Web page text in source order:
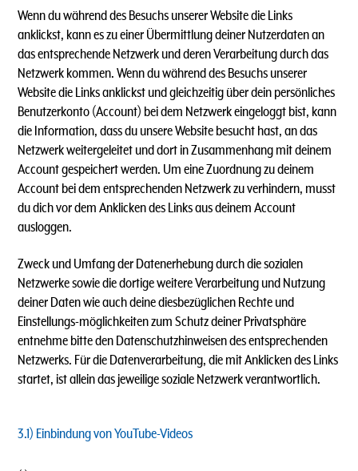
Wenn du während des Besuchs unserer Website die Links
anklickst, kann es zu einer Übermittlung deiner Nutzerdaten an
das entsprechende Netzwerk und deren Verarbeitung durch das
Netzwerk kommen. Wenn du während des Besuchs unserer
Website die Links anklickst und gleichzeitig über dein persönliches
Benutzerkonto (Account) bei dem Netzwerk eingeloggt bist, kann
die Information, dass du unsere Website besucht hast, an das
Netzwerk weitergeleitet und dort in Zusammenhang mit deinem
Account gespeichert werden. Um eine Zuordnung zu deinem
Account bei dem entsprechenden Netzwerk zu verhindern, musst
du dich vor dem Anklicken des Links aus deinem Account
ausloggen.
Zweck und Umfang der Datenerhebung durch die sozialen
Netzwerke sowie die dortige weitere Verarbeitung und Nutzung
deiner Daten wie auch deine diesbezüglichen Rechte und
Einstellungs-möglichkeiten zum Schutz deiner Privatsphäre
entnehme bitte den Datenschutzhinweisen des entsprechenden
Netzwerks. Für die Datenverarbeitung, die mit Anklicken des Links
startet, ist allein das jeweilige soziale Netzwerk verantwortlich.
3.1) Einbindung von YouTube-Videos